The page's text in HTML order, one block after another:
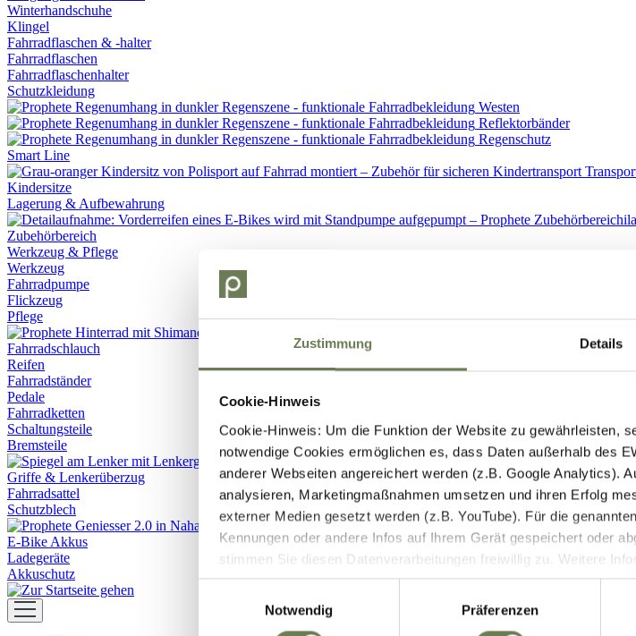
Zustimmung Details
Cookie-Hinweis
Cookie-Hinweis: Um die Funktion der Website zu gewährleisten,
notwendige Cookies ermöglichen es, dass Daten außerhalb des
anderer Webseiten angereichert werden (z.B. Google Analytics).
analysieren, Marketingmaßnahmen umsetzen und ihren Erfolg
externer Medien gesetzt werden (z.B. YouTube). Für die
Kennungen oder andere Infos auf Ihrem Gerät gespeichert oder
stimmen Sie diesen Datenverarbeitungen freiwillig zu. Weitere
Zustimmung umfasst zeitlich begrenzt auch die Einwilligung zur
in den USA (Art. 49 Abs. 1 lit. a) DSGVO), sofern für den
Data Privacy Framework vorliegt. In den USA ist es möglich,
Notwendig
Präferenzen
Winterhandschuhe
Klingel
Fahrradflaschen & -halter
Fahrradflaschen
Fahrradflaschenhalter
Schutzkleidung
Westen
Reflektorbänder
Regenschutz
Smart Line
Kindersitze
Lagerung & Aufbewahrung
Werkzeug & Pflege
Werkzeug
Fahrradpumpe
Flickzeug
Pflege
Fahrradschlauch
Reifen
Fahrradständer
Pedale
Fahrradketten
Schaltungsteile
Bremsteile
Spiegel
Griffe & Lenkerüberzug
Fahrradsattel
Schutzblech
E-Bike Akkus
Ladegeräte
Akkuschutz